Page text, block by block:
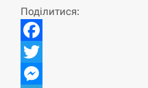
Поділитися:
Facebook
Twitter